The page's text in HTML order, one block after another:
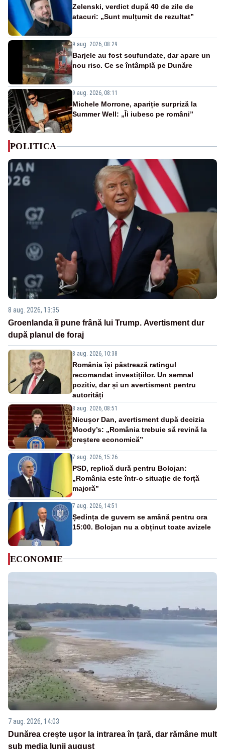
Zelenski, verdict după 40 de zile de
atacuri: „Sunt mulțumit de rezultat”
9 aug. 2026, 08:29
Barjele au fost scufundate, dar apare un
nou risc. Ce se întâmplă pe Dunăre
9 aug. 2026, 08:11
Michele Morrone, apariție surpriză la
Summer Well: „Îi iubesc pe români”
POLITICA
8 aug. 2026, 13:35
Groenlanda îi pune frână lui Trump. Avertisment dur
după planul de foraj
8 aug. 2026, 10:38
România își păstrează ratingul
recomandat investițiilor. Un semnal
pozitiv, dar și un avertisment pentru
autorități
8 aug. 2026, 08:51
Nicușor Dan, avertisment după decizia
Moody’s: „România trebuie să revină la
creștere economică”
7 aug. 2026, 15:26
PSD, replică dură pentru Bolojan:
„România este într-o situație de forță
majoră”
7 aug. 2026, 14:51
Ședința de guvern se amână pentru ora
15:00. Bolojan nu a obținut toate avizele
ECONOMIE
7 aug. 2026, 14:03
Dunărea crește ușor la intrarea în țară, dar rămâne mult
sub media lunii august